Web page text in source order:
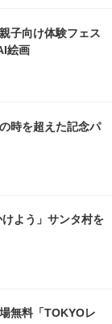
子向け体験フェス
絵画
時を超えた記念パ
よう」サンタ村を
無料「TOKYOレ